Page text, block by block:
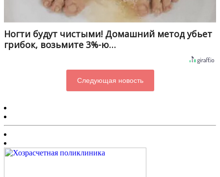
Ногти будут чистыми! Домашний метод убьет
грибок, возьмите 3%-ю…
Следующая новость